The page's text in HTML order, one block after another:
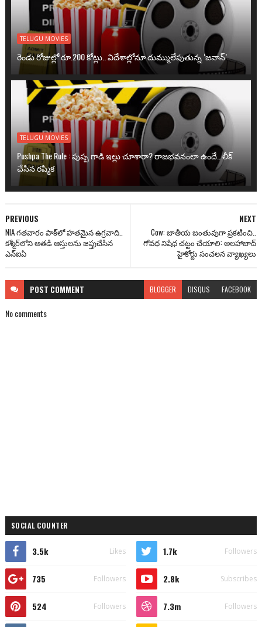
TELUGU MOVIES
రెండు రోజుల్లో రూ.200 కోట్లు.. విదేశాల్లోనూ దుమ్ములేపుతున్న ‘జవాన్’
TELUGU MOVIES
Pushpa The Rule : పుష్ప గాడి ఇల్లు చూశారా? రాజభవనంలా ఉందే.. లీక్
చేసిన రష్మిక
NEXT
Cow: జాతీయ జంతువుగా ప్రకటించి..
గోవధ నిషేధ చట్టం చేయాలి: అలహాబాద్
హైకోర్టు సంచలన వ్యాఖ్యలు
PREVIOUS
NIA గతవారం పాక్‌లో హతమైన ఉగ్రవాది..
కశ్మీర్‌లోని అతడి ఆస్తులను జప్తుచేసిన
ఎన్ఐఏ
POST COMMENT BLOGGER DISQUS FACEBOOK
No comments
SOCIAL COUNTER
3.5k Likes 1.7k Followers
735 Followers 2.8k Subscribes
524 Followers 7.3m Followers